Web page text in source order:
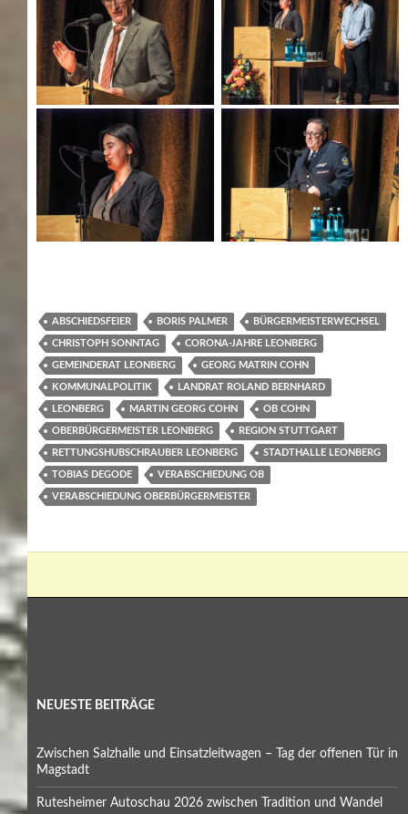
ABSCHIEDSFEIER BORIS PALMER BÜRGERMEISTERWECHSEL
CHRISTOPH SONNTAG CORONA-JAHRE LEONBERG
GEMEINDERAT LEONBERG GEORG MATRIN COHN
KOMMUNALPOLITIK LANDRAT ROLAND BERNHARD
LEONBERG MARTIN GEORG COHN OB COHN
OBERBÜRGERMEISTER LEONBERG REGION STUTTGART
RETTUNGSHUBSCHRAUBER LEONBERG STADTHALLE LEONBERG
TOBIAS DEGODE VERABSCHIEDUNG OB
VERABSCHIEDUNG OBERBÜRGERMEISTER
NEUESTE BEITRÄGE
Zwischen Salzhalle und Einsatzleitwagen – Tag der offenen Tür in
Magstadt
Rutesheimer Autoschau 2026 zwischen Tradition und Wandel